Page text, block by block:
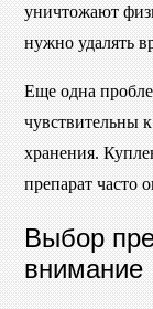
уничтожают
нужно удалять
Еще одна
чувствительны
хранения.
препарат часто
Выбор
внимание